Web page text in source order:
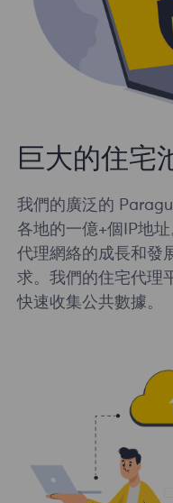
巨大的住宅
我們的廣泛的
各地的一億+個IP地
代理網絡的成長和發
求。我們的住宅代理
快速收集公共數據。